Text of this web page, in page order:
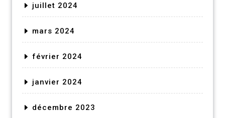
juillet 2024
mars 2024
février 2024
janvier 2024
décembre 2023